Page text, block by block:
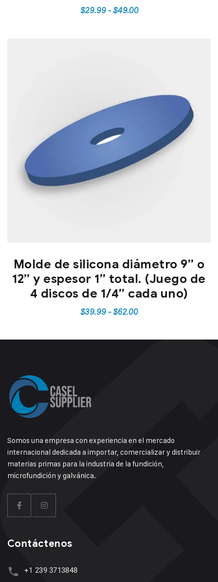
$29.99 - $49.00
Molde de silicona diámetro 9” o
12” y espesor 1” total. (Juego de
4 discos de 1/4” cada uno)
$39.99 - $62.00
Somos una empresa con experiencia en el mercado
internacional dedicada a importar, comercializar y distribuir
materias primas para la industria de la fundición,
microfundición y galvánica.
Contáctenos
+1 239 3713848